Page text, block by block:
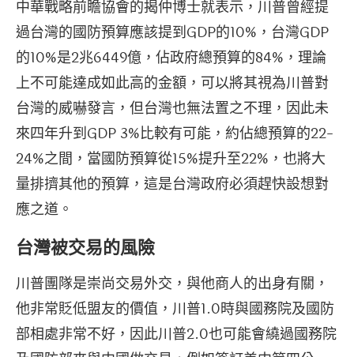
中華戰略前瞻協會的揭仲博士就表示，川普曾經提
過台灣的國防預算應該提到GDP的10%，台灣GDP
的10%是2兆6449億，佔政府總預算的84%，理論
上不可能達成如此高的金額，可以將其視為川普對
台灣的威嚇發言，但台灣也無法置之不理，因此未
來四年升到GDP 3%比較有可能，約佔總預算的22-
24%之間，當國防預算從15%提升至22%，也將大
量排擠其他的預算，這是台灣政府必須趕快設想對
應之道。
台灣被交易的風險
川普團隊是崇尚交易外交，與他商人的出身有關，
他非常貶低盟友的價值，川普1.0時與國務院及國防
部相處非常不好，因此川普2.0也可能會繞過國務院